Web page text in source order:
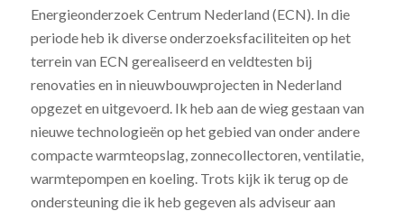
Energieonderzoek Centrum Nederland (ECN). In die
periode heb ik diverse onderzoeksfaciliteiten op het
terrein van ECN gerealiseerd en veldtesten bij
renovaties en in nieuwbouwprojecten in Nederland
opgezet en uitgevoerd. Ik heb aan de wieg gestaan van
nieuwe technologieën op het gebied van onder andere
compacte warmteopslag, zonnecollectoren, ventilatie,
warmtepompen en koeling. Trots kijk ik terug op de
ondersteuning die ik heb gegeven als adviseur aan